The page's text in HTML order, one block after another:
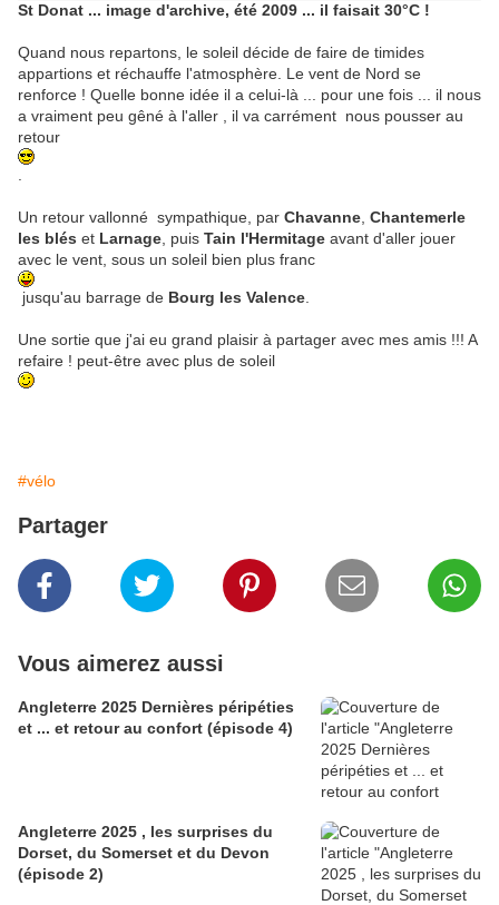
St Donat ... image d'archive, été 2009 ... il faisait 30°C !
Quand nous repartons, le soleil décide de faire de timides
appartions et réchauffe l'atmosphère. Le vent de Nord se
renforce ! Quelle bonne idée il a celui-là ... pour une fois ... il nous
a vraiment peu gêné à l'aller , il va carrément nous pousser au
retour
Un retour vallonné sympathique, par Chavanne Chantemerle
les blés et Larnage , puis Tain l'Hermitage avant d'aller jouer
avec le vent, sous un soleil bien plus franc
jusqu'au barrage de Bourg les Valence
Une sortie que j'ai eu grand plaisir à partager avec mes amis !!! A
refaire ! peut-être avec plus de soleil
#vélo
Partager
Vous aimerez aussi
Angleterre 2025 Dernières péripéties
et ... et retour au confort (épisode 4)
Angleterre 2025 , les surprises du
Dorset, du Somerset et du Devon
(épisode 2)